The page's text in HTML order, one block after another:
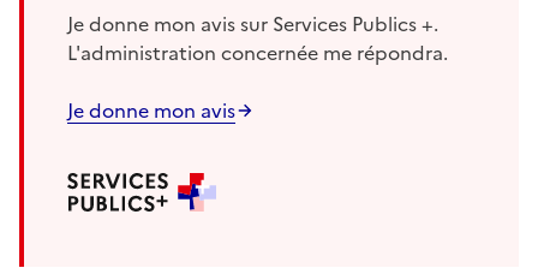
Je donne mon avis sur Services Publics +.
L'administration concernée me répondra.
Je donne mon avis